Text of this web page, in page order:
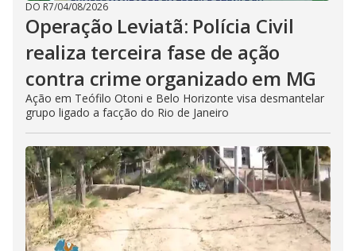
DO R7/04/08/2026
Operação Leviatã: Polícia Civil
realiza terceira fase de ação
contra crime organizado em MG
Ação em Teófilo Otoni e Belo Horizonte visa desmantelar
grupo ligado a facção do Rio de Janeiro